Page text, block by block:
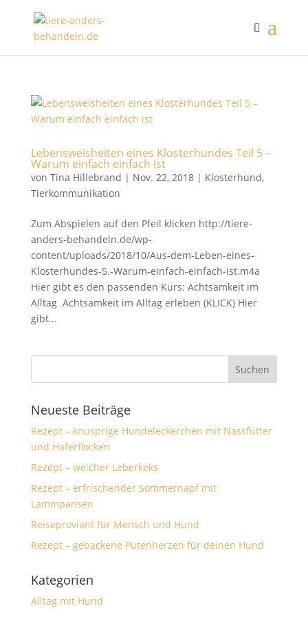
Lebensweisheiten eines Klosterhundes Teil 5 –
Warum einfach einfach ist
von Tina Hillebrand | Nov. 22, 2018| Klosterhund,
Tierkommunikation
Zum Abspielen auf den Pfeil klicken http://tiere-
anders-behandeln.de/wp-
content/uploads/2018/10/Aus-dem-Leben-eines-
Klosterhundes-5.-Warum-einfach-einfach-ist.m4a
Hier gibt es den passenden Kurs: Achtsamkeit im
Alltag Achtsamkeit im Alltag erleben (KLICK) Hier
gibt...
Neueste Beiträge
Rezept – knusprige Hundeleckerchen mit Nassfutter
und Haferflocken
Rezept – weicher Leberkeks
Rezept – erfrischender Sommernapf mit
Lammpansen
Reiseproviant für Mensch und Hund
Rezept – gebackene Putenherzen für deinen Hund
Kategorien
Alltag mit Hund